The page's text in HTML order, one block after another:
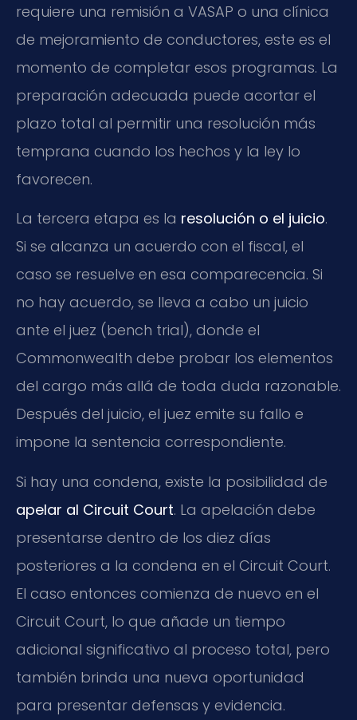
requiere una remisión a VASAP o una clínica
de mejoramiento de conductores, este es el
momento de completar esos programas. La
preparación adecuada puede acortar el
plazo total al permitir una resolución más
temprana cuando los hechos y la ley lo
favorecen.
La tercera etapa es la resolución o el juicio.
Si se alcanza un acuerdo con el fiscal, el
caso se resuelve en esa comparecencia. Si
no hay acuerdo, se lleva a cabo un juicio
ante el juez (bench trial), donde el
Commonwealth debe probar los elementos
del cargo más allá de toda duda razonable.
Después del juicio, el juez emite su fallo e
impone la sentencia correspondiente.
Si hay una condena, existe la posibilidad de
apelar al Circuit Court. La apelación debe
presentarse dentro de los diez días
posteriores a la condena en el Circuit Court.
El caso entonces comienza de nuevo en el
Circuit Court, lo que añade un tiempo
adicional significativo al proceso total, pero
también brinda una nueva oportunidad
para presentar defensas y evidencia.